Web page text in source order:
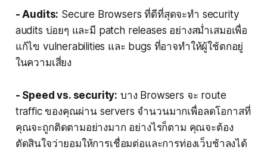
- Audits: Secure Browsers ที่ดีที่สุดจะทำ security
audits บ่อยๆ และมี patch releases อย่างสม่ำเสมอเพื่อ
แก้ไข vulnerabilities และ bugs ที่อาจทำให้ผู้ใช้ตกอยู่
ในความเสี่ยง
- Speed vs. security: บาง Browsers จะ route
traffic ของคุณผ่าน servers จำนวนมากเพื่อลดโอกาสที่
คุณจะถูกติดตามอย่างมาก อย่างไรก็ตาม คุณจะต้อง
ตัดสินใจว่ายอมให้การเชื่อมต่อและการท่องเว็บช้าลงได้